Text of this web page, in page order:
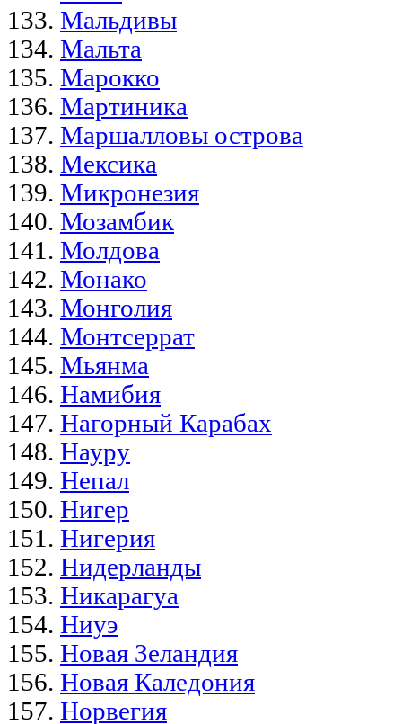
Мальдивы
Мальта
Марокко
Мартиника
Маршалловы острова
Мексика
Микронезия
Мозамбик
Молдова
Монако
Монголия
Монтсеррат
Мьянма
Намибия
Нагорный Карабах
Науру
Непал
Нигер
Нигерия
Нидерланды
Никарагуа
Ниуэ
Новая Зеландия
Новая Каледония
Норвегия